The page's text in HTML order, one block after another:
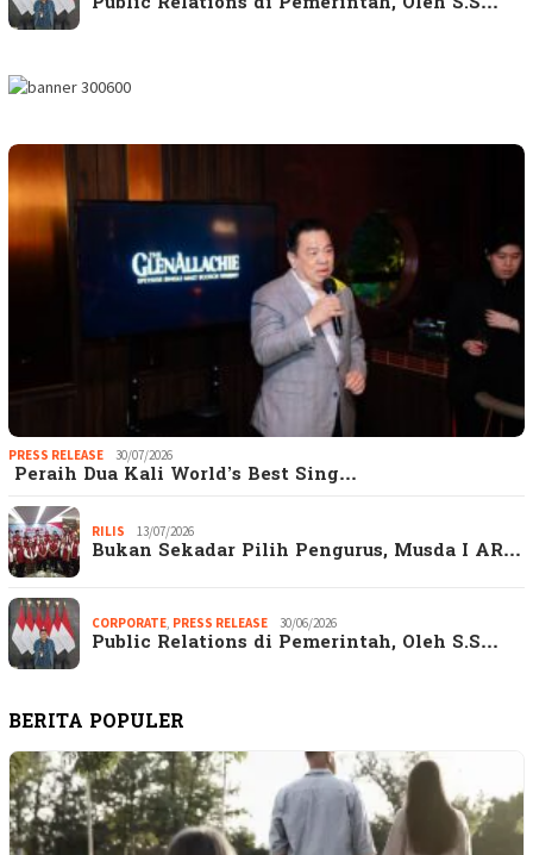
PRESS RELEASE 30/07/2026
Peraih Dua Kali World’s Best Sing…
RILIS 13/07/2026
Bukan Sekadar Pilih Pengurus, Musda I AR…
CORPORATE PRESS RELEASE 30/06/2026
Public Relations di Pemerintah, Oleh S.S…
BERITA POPULER